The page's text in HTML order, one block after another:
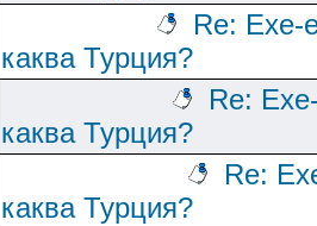
Re: Ехе-
каква Турция?
Re:
каква Турция?
Re:
каква Турция?